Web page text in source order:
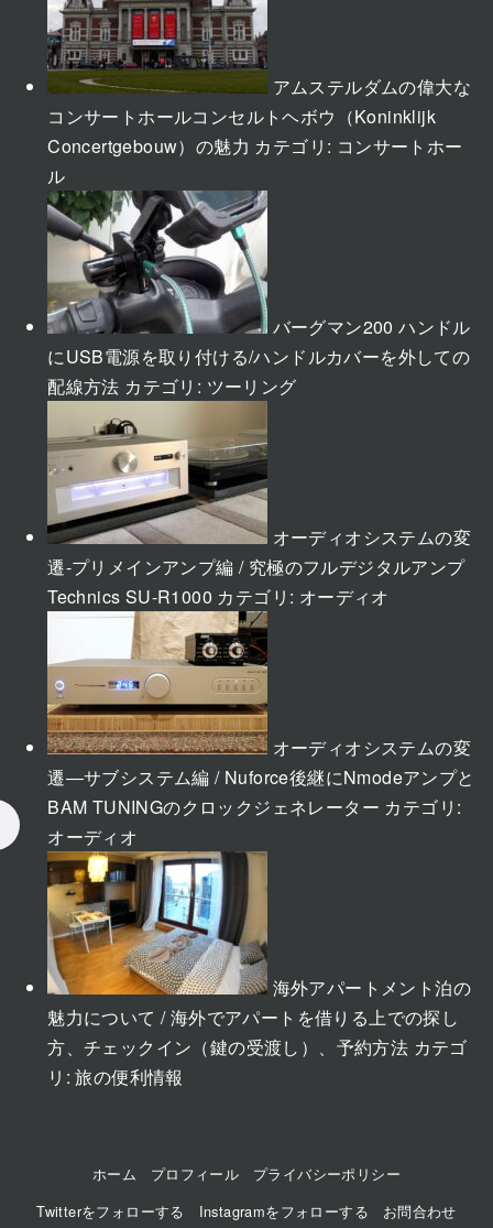
アムステルダムの偉大な
コンサートホールコンセルトヘボウ（Koninklijk
Concertgebouw）の魅力 カテゴリ: コンサートホー
ル
バーグマン200 ハンドル
にUSB電源を取り付ける/ハンドルカバーを外しての
配線方法 カテゴリ: ツーリング
オーディオシステムの変
遷-プリメインアンプ編 / 究極のフルデジタルアンプ
Technics SU-R1000 カテゴリ: オーディオ
オーディオシステムの変
遷―サブシステム編 / Nuforce後継にNmodeアンプと
BAM TUNINGのクロックジェネレーター カテゴリ:
オーディオ
海外アパートメント泊の
魅力について / 海外でアパートを借りる上での探し
方、チェックイン（鍵の受渡し）、予約方法 カテゴ
リ:旅の便利情報
ホーム プロフィール
プライバシーポリシー
Twitterをフォローする
Instagramをフォローする お問合わせ